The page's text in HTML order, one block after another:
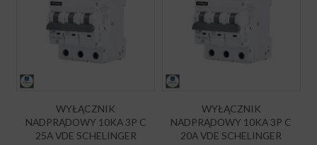
WYŁĄCZNIK
NADPRĄDOWY 10KA 3P C
25A VDE SCHELINGER
WYŁĄCZNIK
NADPRĄDOWY 10KA 3P C
20A VDE SCHELINGER